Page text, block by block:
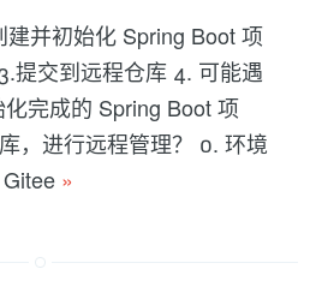
建并初始化 Spring Boot 项
提交到远程仓库 4. 可能遇
完成的 Spring Boot 项
，进行远程管理？ 0. 环境
»